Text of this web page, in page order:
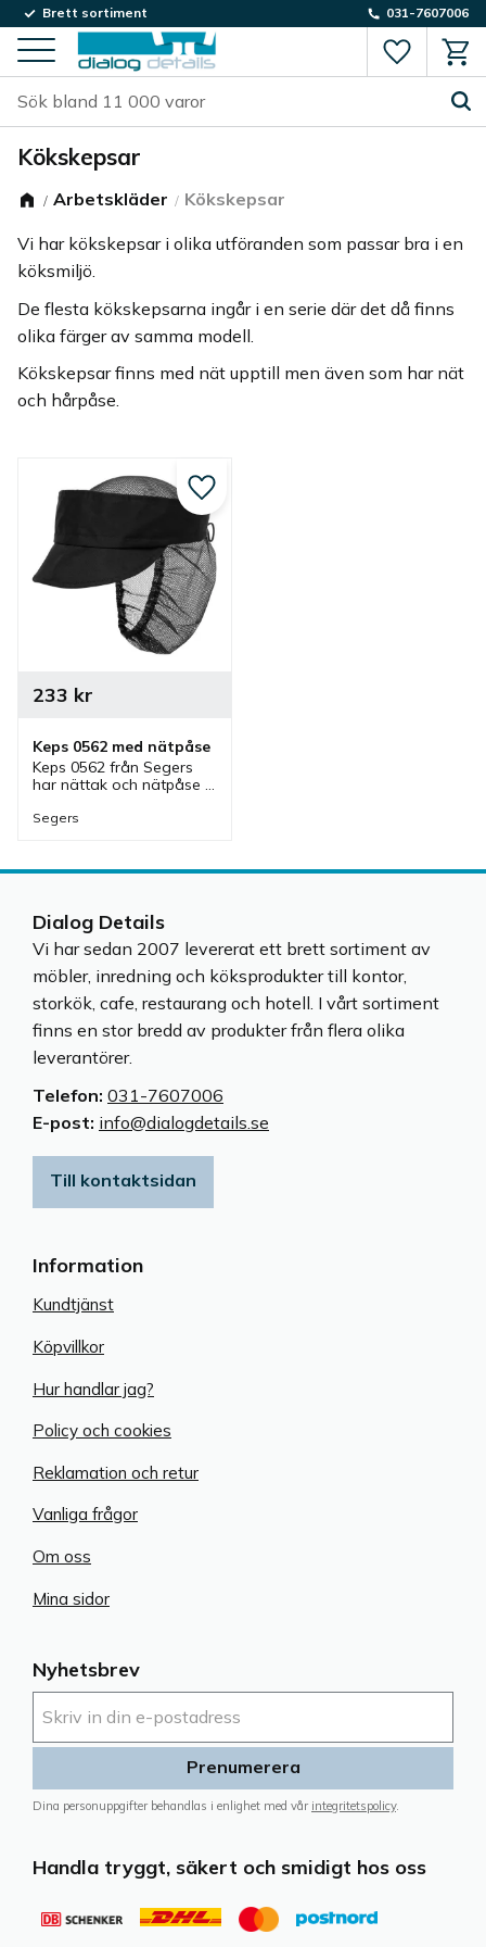
Meny
Brett sortiment 031-7607006
Kökskepsar
Arbetskläder Kökskepsar
Vi har kökskepsar i olika utföranden som passar bra i en
köksmiljö.
De flesta kökskepsarna ingår i en serie där det då finns
olika färger av samma modell.
Kökskepsar finns med nät upptill men även som har nät
och hårpåse.
Keps 0562 med nätpåse
Keps 0562 från Segers
har nättak och nätpåse
med ett snöre. En
olika köksmiljöer.
233 kr
Segers
Lägg till i favoriter
Nyhetsbrev
Prenumerera
Dina personuppgifter behandlas i enlighet med vår integritetspolicy.
Handla tryggt, säkert och smidigt hos oss
Information
Kundtjänst
Köpvillkor
Hur handlar jag?
Policy och cookies
Reklamation och retur
Vanliga frågor
Om oss
Mina sidor
Dialog Details
Vi har sedan 2007 levererat ett brett sortiment av
möbler, inredning och köksprodukter till kontor,
storkök, cafe, restaurang och hotell. I vårt sortiment
finns en stor bredd av produkter från flera olika
leverantörer.
Telefon: 031-7607006
E-post: info@dialogdetails.se
Till kontaktsidan